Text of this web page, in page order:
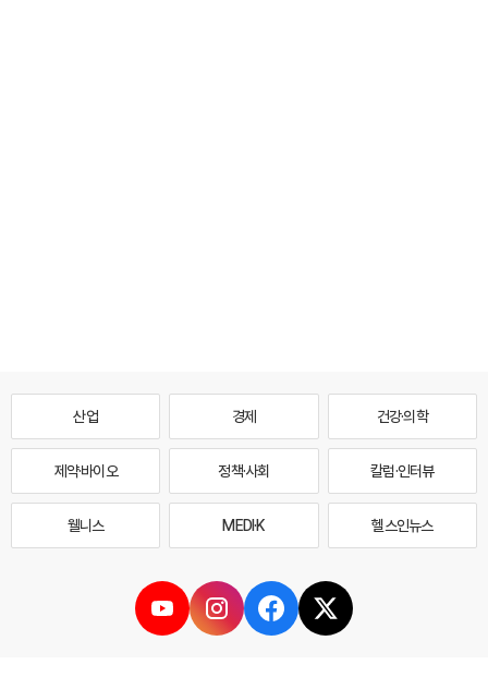
산업 경제 건강·의학
제약·바이오 정책·사회 칼럼·인터뷰
웰니스 MEDI·K 헬스인뉴스